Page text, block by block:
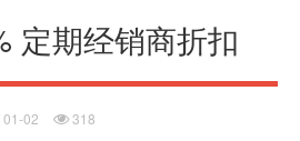
定期经销商折扣
01-02 318